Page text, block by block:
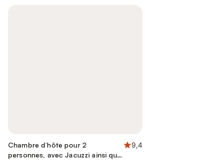
Chambre d’hôte pour 2
personnes, avec Jacuzzi ainsi que
9,4